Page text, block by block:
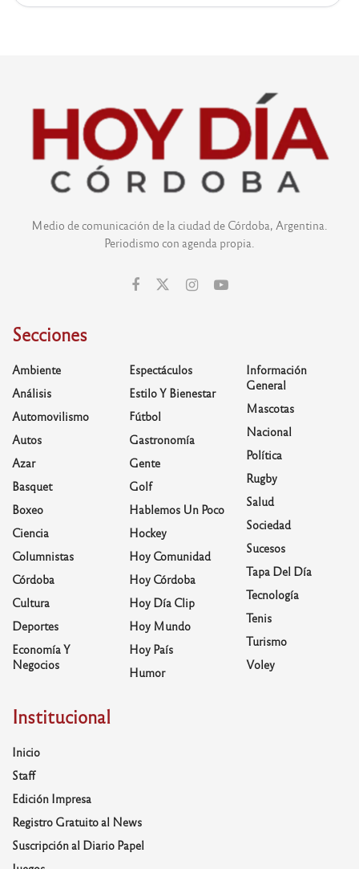
Medio de comunicación de la ciudad de Córdoba, Argentina.
Periodismo con agenda propia.
Secciones
Ambiente
Análisis
Automovilismo
Autos
Azar
Basquet
Boxeo
Ciencia
Columnistas
Córdoba
Cultura
Deportes
Economía Y
Negocios
Espectáculos
Estilo Y Bienestar
Fútbol
Gastronomía
Gente
Golf
Hablemos Un Poco
Hockey
Hoy Comunidad
Hoy Córdoba
Hoy Día Clip
Hoy Mundo
Hoy País
Humor
Información
General
Mascotas
Nacional
Política
Rugby
Salud
Sociedad
Sucesos
Tapa Del Día
Tecnología
Tenis
Turismo
Voley
Institucional
Inicio
Staff
Edición Impresa
Registro Gratuito al News
Suscripción al Diario Papel